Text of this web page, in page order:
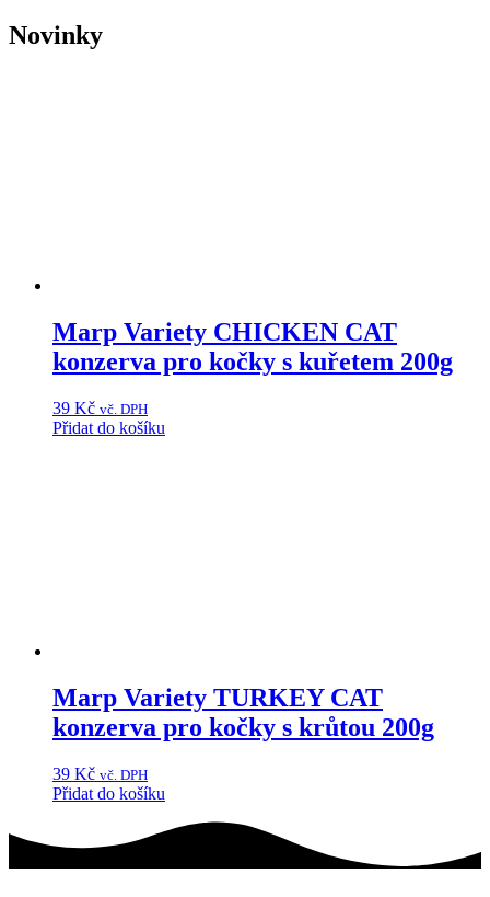
Novinky
Marp Variety CHICKEN CAT
konzerva pro kočky s kuřetem 200g
39 Kč vč. DPH
Přidat do košíku
Marp Variety TURKEY CAT
konzerva pro kočky s krůtou 200g
39 Kč vč. DPH
Přidat do košíku